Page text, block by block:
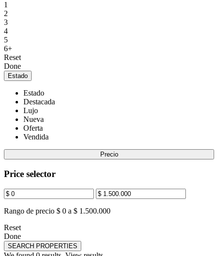
1
2
3
4
5
6+
Reset
Done
Estado
Estado
Destacada
Lujo
Nueva
Oferta
Vendida
Precio
Price selector
Rango de precio $ 0 a $ 1.500.000
Reset
Done
SEARCH PROPERTIES